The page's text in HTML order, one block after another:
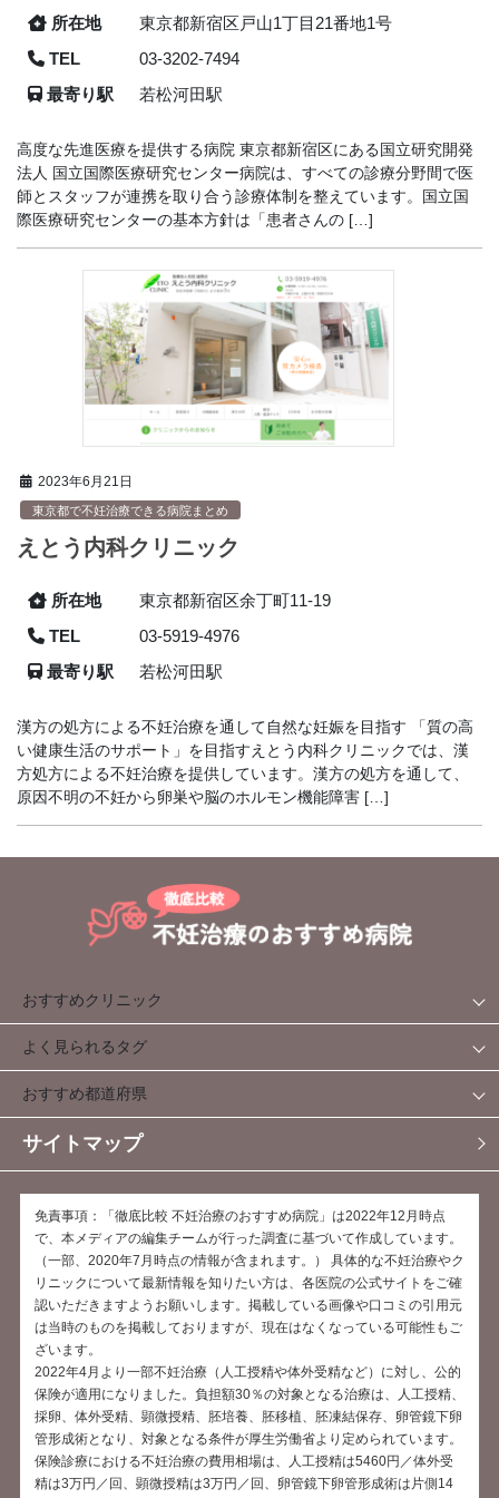
所在地
東京都新宿区戸山1丁目21番地1号
TEL
03-3202-7494
最寄り駅
若松河田駅
高度な先進医療を提供する病院 東京都新宿区にある国立研究開発
法人 国立国際医療研究センター病院は、すべての診療分野間で医
師とスタッフが連携を取り合う診療体制を整えています。国立国
際医療研究センターの基本方針は「患者さんの […]
2023年6月21日
東京都で不妊治療できる病院まとめ
えとう内科クリニック
所在地
東京都新宿区余丁町11-19
TEL
03-5919-4976
最寄り駅
若松河田駅
漢方の処方による不妊治療を通して自然な妊娠を目指す 「質の高
い健康生活のサポート」を目指すえとう内科クリニックでは、漢
方処方による不妊治療を提供しています。漢方の処方を通して、
原因不明の不妊から卵巣や脳のホルモン機能障害 […]
おすすめクリニック
よく見られるタグ
おすすめ都道府県
サイトマップ
免責事項：「徹底比較 不妊治療のおすすめ病院」は2022年12月時点
で、本メディアの編集チームが行った調査に基づいて作成しています。
（一部、2020年7月時点の情報が含まれます。） 具体的な不妊治療やク
リニックについて最新情報を知りたい方は、各医院の公式サイトをご確
認いただきますようお願いします。掲載している画像や口コミの引用元
は当時のものを掲載しておりますが、現在はなくなっている可能性もご
ざいます。
2022年4月より一部不妊治療（人工授精や体外受精など）に対し、公的
保険が適用になりました。負担額30％の対象となる治療は、人工授精、
採卵、体外受精、顕微授精、胚培養、胚移植、胚凍結保存、卵管鏡下卵
管形成術となり、対象となる条件が厚生労働省より定められています。
保険診療における不妊治療の費用相場は、人工授精は5460円／体外受
精は3万円／回、顕微授精は3万円／回、卵管鏡下卵管形成術は片側14